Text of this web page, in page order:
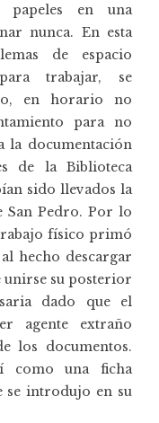
papeles en una
nunca. En esta
de espacio
trabajar, se
en horario no
para no
la documentación
de la Biblioteca
sido llevados la
San Pedro. Por lo
físico primó
hecho descargar
unirse su posterior
dado que el
agente extraño
los documentos.
como una ficha
se introdujo en su